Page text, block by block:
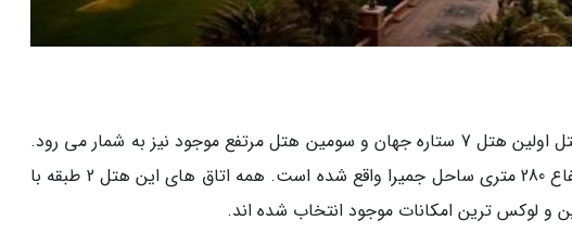
هتل برج العرب در دبی واقع شده است. این هتل اولین هتل 7 ستاره جهان و سومین هتل مرتفع موجود نیز به شمار می رود.
هتل Burj Al Arab در جزیره ای مصنوعی در ارتفاع 280 متری ساحل جمیرا واقع شده است. همه اتاق های این هتل 2 طبقه با
و لوکس ترین امکانات موجود انتخاب شده اند.